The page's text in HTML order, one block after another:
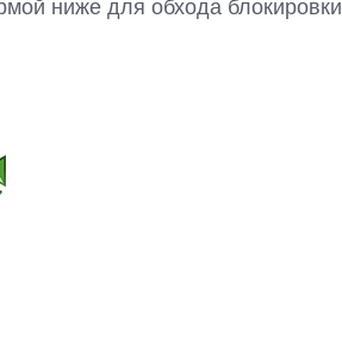
ниже для обхода блокировки